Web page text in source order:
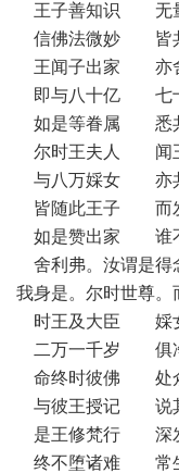
王子善知识 无
信佛法微妙 皆
王闻子出家 亦
即与八十亿 七
如是等眷属 悉
尔时王夫人 闻
与八万婇女 亦
皆随此王子 而
如是赞出家 谁
舍利弗。汝谓是得
我身是。尔时世尊。
时王及大臣 婇
二万一千岁 俱
命终时彼佛 处
与彼王授记 说
是王修梵行 深
终不堕诸难 常